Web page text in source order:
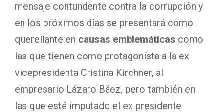
mensaje contundente contra la corrupción y
en los próximos días se presentará como
querellante en causas emblemáticas como
las que tienen como protagonista a la ex
vicepresidenta Cristina Kirchner, al
empresario Lázaro Báez, pero también en
las que esté imputado el ex presidente